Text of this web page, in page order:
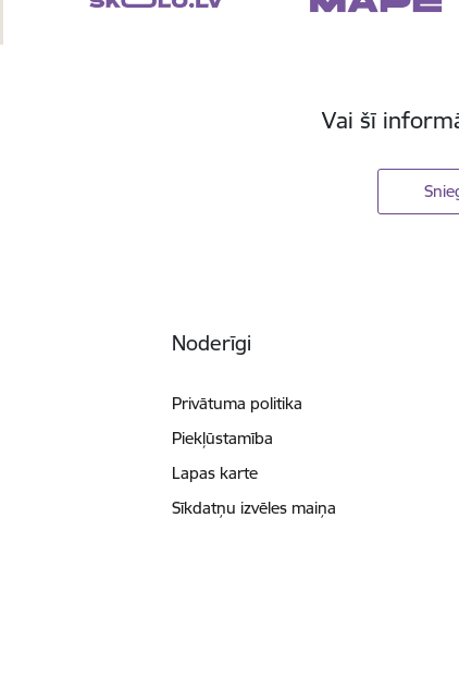
Vai šī
Noderīgi
Privātuma politika
Piekļūstamība
Lapas karte
Sīkdatņu izvēles maiņa